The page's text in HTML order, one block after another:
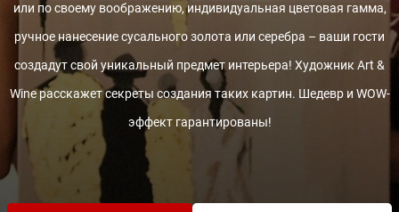
или по своему воображению, индивидуальная цветовая гамма,
ручное нанесение сусального золота или серебра – ваши гости
создадут свой уникальный предмет интерьера! Художник Art &
Wine расскажет секреты создания таких картин. Шедевр и WOW-
эффект гарантированы!